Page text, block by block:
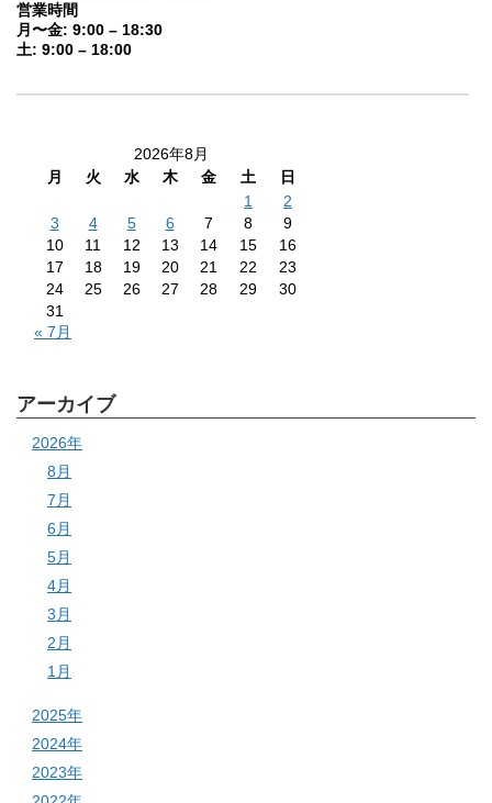
営業時間
月〜金: 9:00 – 18:30
土: 9:00 – 18:00
2026年8月
月
火 水 木 金 土
日
1
2
3
4 5 6 7 8
9
10
11 12 13 14 15
16
17
18 19 20 21 22
23
24
25 26 27 28 29
30
31
« 7月
アーカイブ
2026年
8月
7月
6月
5月
4月
3月
2月
1月
2025年
2024年
2023年